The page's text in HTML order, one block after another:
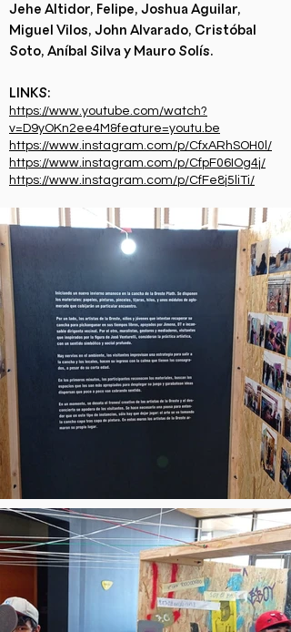
Jehe Altidor, Felipe, Joshua Aguilar,
Miguel Vilos, John Alvarado, Cristóbal
Soto, Aníbal Silva y Mauro Solís.
LINKS:
https://www.youtube.com/watch?
v=D9yOKn2ee4M&feature=youtu.be
https://www.instagram.com/p/CfxARhSOH0l/
https://www.instagram.com/p/CfpF06IOg4j/
https://www.instagram.com/p/CfFe8j5liTi/